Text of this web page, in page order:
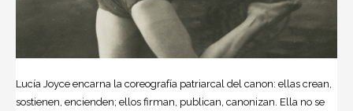
Lucía Joyce encarna la coreografía patriarcal del canon: ellas crean,
sostienen, encienden; ellos firman, publican, canonizan. Ella no se